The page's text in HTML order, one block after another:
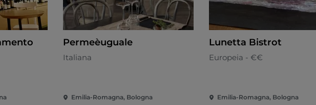
Permeèuguale
Italiana
Emilia-Romagna, Bologna
Lunetta Bistrot
Europeia - €€
Emilia-Romagna, Bologna